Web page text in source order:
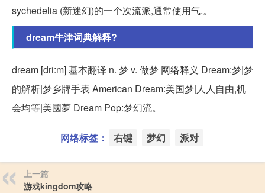
sychedelia (新迷幻)的一个次流派,通常使用气.。
dream牛津词典解释?
dream [dri:m] 基本翻译 n. 梦 v. 做梦 网络释义 Dream:梦|梦
的解析|梦乡牌手表 American Dream:美国梦|人人自由,机
会均等|美國夢 Dream Pop:梦幻流。
网络标签： 右键 梦幻 派对
上一篇
游戏kingdom攻略